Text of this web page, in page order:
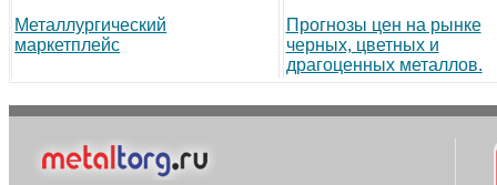
Металлургический
маркетплейс
Прогнозы цен на рынке
черных, цветных и
драгоценных металлов.